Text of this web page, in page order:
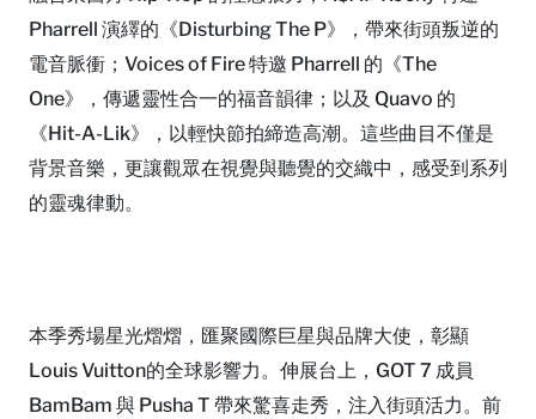
Pharrell 演繹的《Disturbing The P》，帶來街頭叛逆的
電音脈衝；Voices of Fire 特邀 Pharrell 的《The
One》，傳遞靈性合一的福音韻律；以及 Quavo 的
《Hit-A-Lik》，以輕快節拍締造高潮。這些曲目不僅是
背景音樂，更讓觀眾在視覺與聽覺的交織中，感受到系列
的靈魂律動。
本季秀場星光熠熠，匯聚國際巨星與品牌大使，彰顯
Louis Vuitton的全球影響力。伸展台上，GOT 7 成員
BamBam 與 Pusha T 帶來驚喜走秀，注入街頭活力。前